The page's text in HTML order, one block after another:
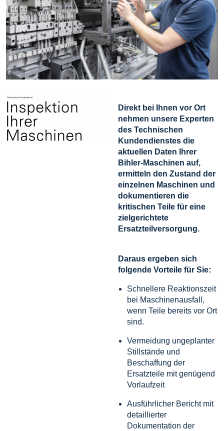
Direkt bei Ihnen vor Ort
nehmen unsere Experten
des Technischen
Kundendienstes die
aktuellen Daten Ihrer
Bihler-Maschinen auf,
ermitteln den Zustand der
einzelnen Maschinen und
dokumentieren die
kritischen Teile für eine
zielgerichtete
Ersatzteilversorgung.
Daraus ergeben sich
folgende Vorteile für Sie:
Schnellere Reaktionszeit
bei Maschinenausfall,
wenn Teile bereits vor Ort
sind.
Vermeidung ungeplanter
Stillstände und
Beschaffung der
Ersatzteile mit genügend
Vorlaufzeit
Ausführlicher Bericht mit
detaillierter
Dokumentation der